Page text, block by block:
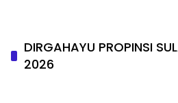
DIRGAHAYU PROPINSI
2026